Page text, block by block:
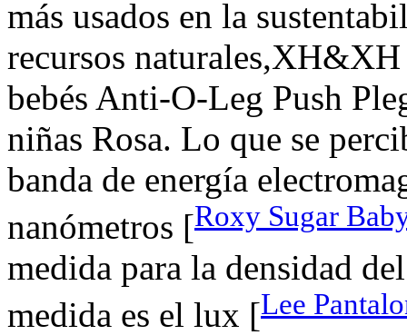
más usados en la
recursos
bebés Anti-O-Leg Push
niñas Rosa. Lo que se
banda de energía
nanómetros [Roxy Sugar
medida para la densidad
medida es el lux [Lee